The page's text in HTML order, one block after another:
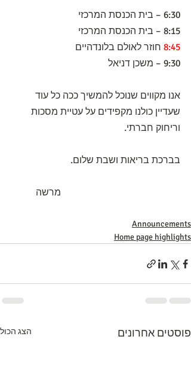
6:30 – בית הכנסת המרכזי
8:15 – בית הכנסת המרכזי
8:45 חוזר לאולם בלונדהיים
9:30 – משכן דניאל
אנו מקווים שנוכל להמשיך ככה כל עוד
שעדיין כולנו מקפידים על עטיית מסכות
וריחוק חברתי.
בברכת בריאות ושבת שלום.
Announcements
Home page highlights
פוסטים אחרונים הצג הכול